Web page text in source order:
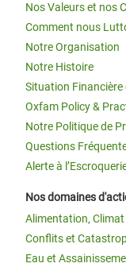
Nos Valeurs et nos
Comment nous
Notre Organisation
Notre Histoire
Situation Financière
Oxfam Policy &
Notre Politique de
Questions
Alerte à
Nos domaines
Alimentation,
Conflits et
Eau et